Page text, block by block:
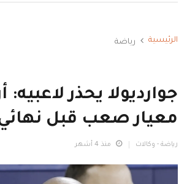
الرئيسية رياضة
جوارديولا يحذر لاعبيه:
معيار صعب قبل
رياضة - وكالات منذ 4 أشهر